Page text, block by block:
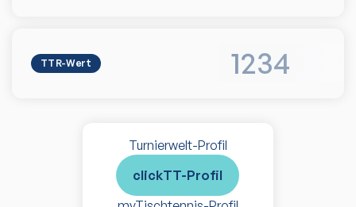
TTR-Wert 1234
Turnierwelt-Profil
clickTT-Profil